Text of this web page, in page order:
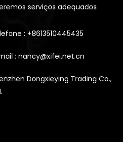
serviços adequados
: +8613510445435
: nancy@xifei.net.cn
Dongxieying Trading Co.,